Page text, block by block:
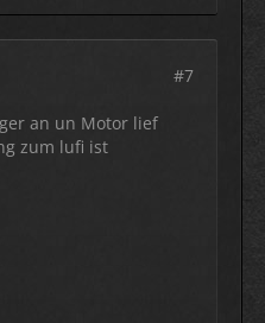
#7
an un Motor lief
zum lufi ist